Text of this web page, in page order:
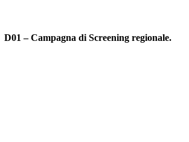
D01 – Campagna di Screening regionale.